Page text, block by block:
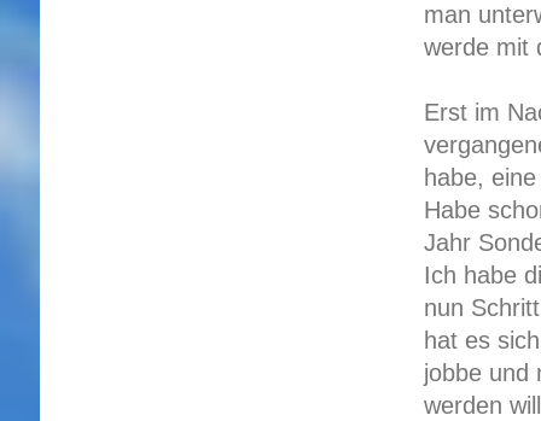
man
werde mit
Erst im
habe,
Habe
Jahr
Ich habe
nun
hat es
jobbe und
werden